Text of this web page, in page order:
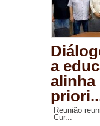
a
alinha
Reunião
Cur...